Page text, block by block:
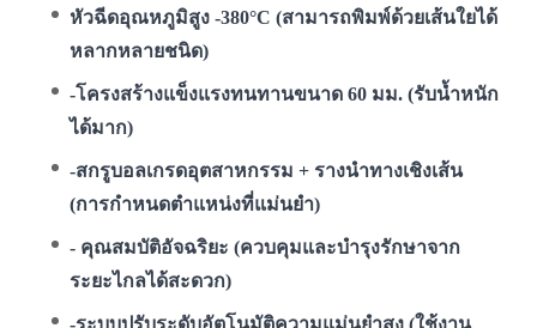
หัวฉีดอุณหภูมิสูง -380°C (สามารถพิมพ์ด้วยเส้นใยได้
หลากหลายชนิด)
-โครงสร้างแข็งแรงทนทานขนาด 60 มม. (รับน้ำหนัก
ได้มาก)
-สกรูบอลเกรดอุตสาหกรรม + รางนำทางเชิงเส้น
(การกำหนดตำแหน่งที่แม่นยำ)
- คุณสมบัติอัจฉริยะ (ควบคุมและบำรุงรักษาจาก
ระยะไกลได้สะดวก)
-ระบบปรับระดับอัตโนมัติความแม่นยำสูง (ใช้งาน